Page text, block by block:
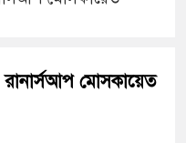
রানার্সআপ মোসকায়েত